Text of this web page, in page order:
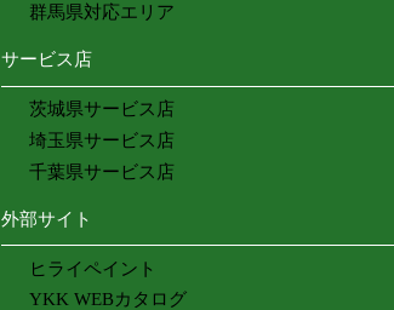
群馬県対応エリア
サービス店
茨城県サービス店
埼玉県サービス店
千葉県サービス店
外部サイト
ヒライペイント
YKK WEBカタログ